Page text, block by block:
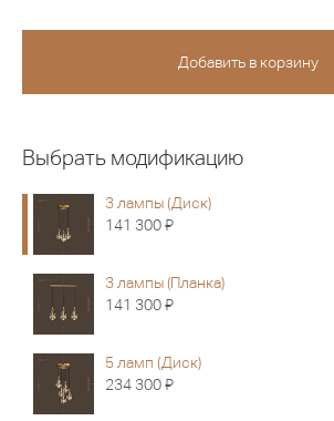
Выбрать модификацию
3 лампы (Диск)
141 300Я
3 лампы (Планка)
141 300Я
5 ламп (Диск)
234 300Я